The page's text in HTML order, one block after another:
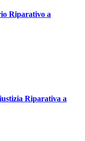
Riparativo a
Riparativa a